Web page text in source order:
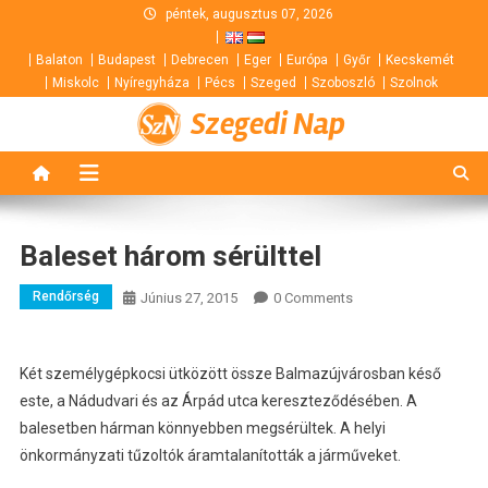
content
péntek, augusztus 07, 2026
Balaton Budapest Debrecen Eger Európa Győr
Kecskemét
Miskolc
Nyíregyháza Pécs Szeged Szoboszló Szolnok
Szegedi Nap
Baleset három sérülttel
Rendőrség Június 27, 2015 0 Comments
Két személygépkocsi ütközött össze Balmazújvárosban késő
este, a Nádudvari és az Árpád utca kereszteződésében. A
balesetben hárman könnyebben megsérültek. A helyi
önkormányzati tűzoltók áramtalanították a járműveket.